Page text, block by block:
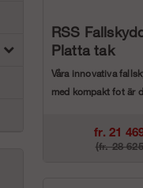
RSS
Platta tak
Våra innovativa
med kompakt fot är
fr. 21
(fr. 28 625